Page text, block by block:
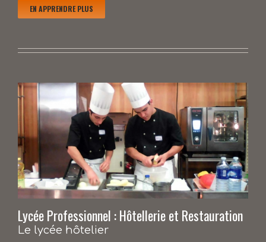
EN APPRENDRE PLUS
Lycée Professionnel : Hôtellerie et Restauration
Le lycée hôtelier